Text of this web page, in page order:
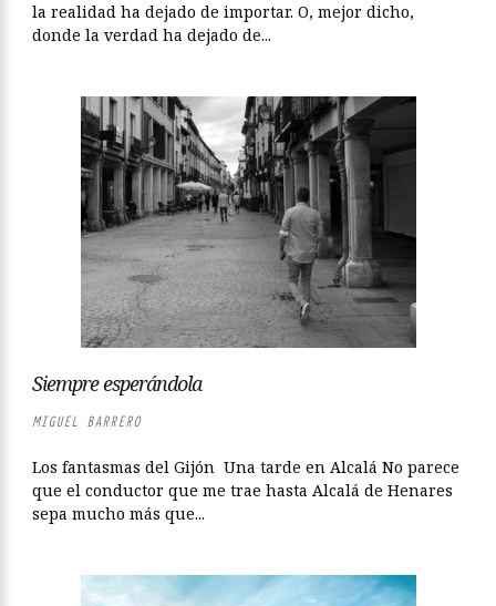
la realidad ha dejado de importar. O, mejor dicho,
donde la verdad ha dejado de...
Siempre esperándola
MIGUEL BARRERO
Los fantasmas del Gijón Una tarde en Alcalá No parece
que el conductor que me trae hasta Alcalá de Henares
sepa mucho más que...